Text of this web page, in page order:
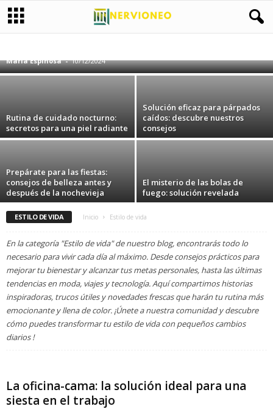
Cosméticos caseros: ¿son realmente más
María Espinosa - 10/12/2024
Rutina de cuidado nocturno:
secretos para una piel radiante
Solución eficaz para párpados
caídos: descubre nuestros
consejos
Prepárate para las fiestas:
consejos de belleza antes y
después de la nochevieja
El misterio de las bolas de
fuego: solución revelada
ESTILO DE VIDA Inicio Estilo de vida
En la categoría "Estilo de vida" de nuestro blog, encontrarás todo lo
necesario para vivir cada día al máximo. Desde consejos prácticos para
mejorar tu bienestar y alcanzar tus metas personales, hasta las últimas
tendencias en moda, viajes y tecnología. Aquí compartimos historias
inspiradoras, trucos útiles y novedades frescas que harán tu rutina más
emocionante y llena de color. ¡Únete a nuestra comunidad y descubre
cómo puedes transformar tu estilo de vida con pequeños cambios
diarios !
La oficina-cama: la solución ideal para una
siesta en el trabajo